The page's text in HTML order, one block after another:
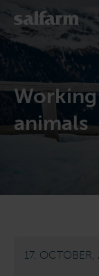
content
animals
17.